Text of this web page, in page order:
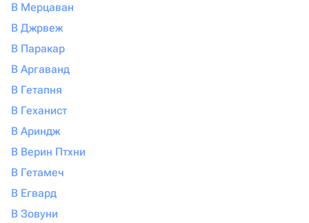
В Мерцаван
В Джрвеж
В Паракар
В Аргаванд
В Гетапня
В Геханист
В Ариндж
В Верин Птхни
В Гетамеч
В Егвард
В Зовуни